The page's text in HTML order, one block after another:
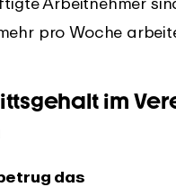
pro Woche
im
das